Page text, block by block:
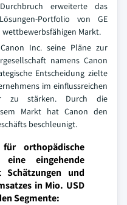
erweiterte das
Portfolio von GE
Markt.
Inc. seine Pläne zur
namens Canon
Entscheidung zielte
im einflussreichen
zu stärken. Durch die
Markt hat Canon den
beschleunigt.
für orthopädische
eine eingehende
und
in Mio. USD
Segmente: